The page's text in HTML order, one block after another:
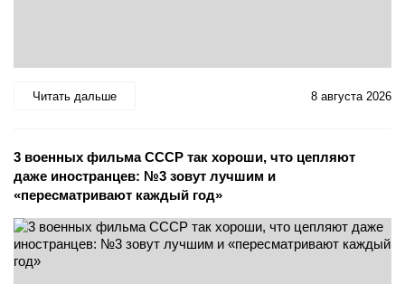
Читать дальше 8 августа 2026
3 военных фильма СССР так хороши, что цепляют
даже иностранцев: №3 зовут лучшим и
«пересматривают каждый год»